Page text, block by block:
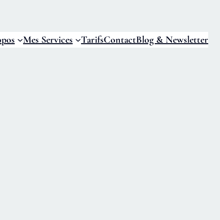
Mes Services TarifsContactBlog & Newsletter